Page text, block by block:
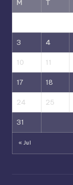
M T
3 4
10 11
17 18
24 25
31
« Jul